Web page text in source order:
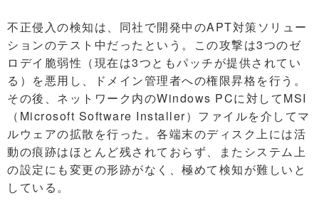
不正侵入の検知は、同社で開発中のAPT対策ソリュー
ションのテスト中だったという。この攻撃は3つのゼ
ロデイ脆弱性（現在は3つともパッチが提供されてい
る）を悪用し、ドメイン管理者への権限昇格を行う。
その後、ネットワーク内のWindows PCに対してMSI
（Microsoft Software Installer）ファイルを介してマ
ルウェアの拡散を行った。各端末のディスク上には活
動の痕跡はほとんど残されておらず、またシステム上
の設定にも変更の形跡がなく、極めて検知が難しいと
している。